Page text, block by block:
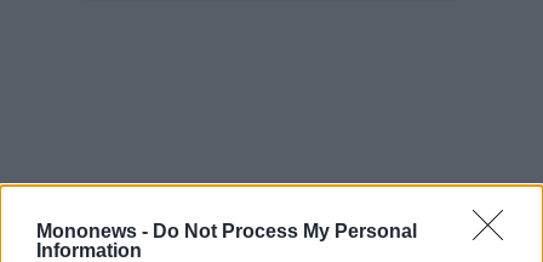
Mononews - Do Not Process My Personal
Information